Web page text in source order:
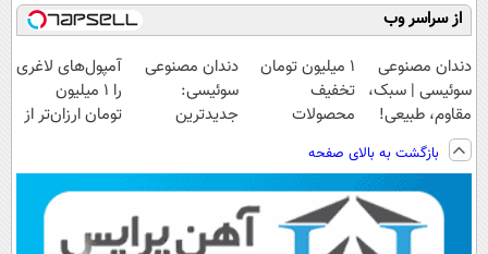
از سراسر وب
دندان مصنوعی
سوئیسی | سبک،
مقاوم، طبیعی!
ویزیت
رایگان+پرداخت
اقساطی😍
۱ میلیون تومان
تخفیف
محصولات
نزدیک‌تر به
شروع کاهش
وزن
دندان مصنوعی
سوئیسی:
جدیدترین
پرداخت قسطی
آمپول‌های لاغری
را ۱ میلیون
تومان ارزان‌تر از
بازگشت به بالای صفحه